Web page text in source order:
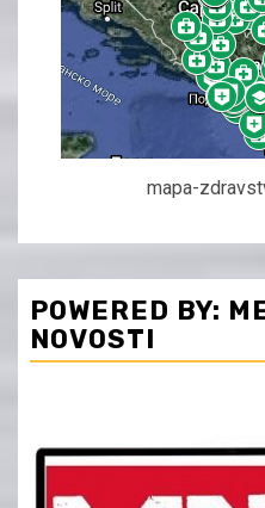
mapa-
POWERED BY:
NOVOSTI